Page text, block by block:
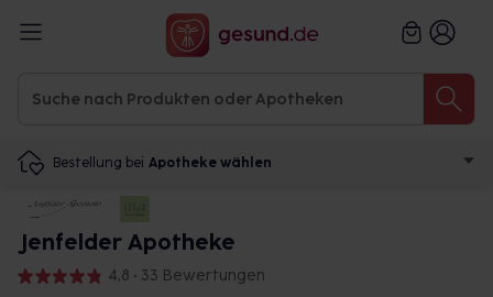
Bestellung bei Apotheke wählen
Jenfelder Apotheke
4,8 • 33 Bewertungen